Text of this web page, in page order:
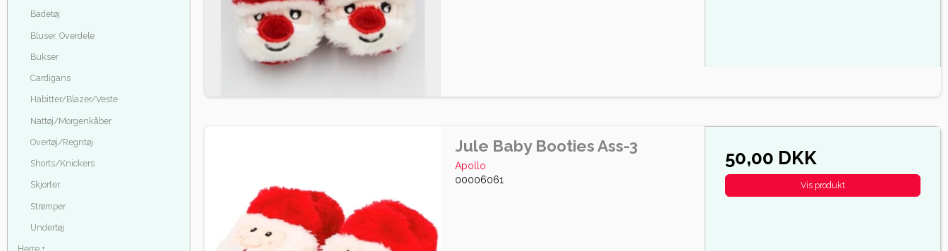
Badetøj
Bluser, Overdele
Bukser
Cardigans
Habitter/Blazer/Veste
Nattøj/Morgenkåber
Overtøj/Regntøj
Shorts/Knickers
Skjorter
Strømper
Undertøj
Herre +
Jule Baby Booties Ass-3
Apollo
00006061
50,00 DKK
Vis produkt